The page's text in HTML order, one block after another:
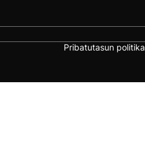
Pribatutasun politika